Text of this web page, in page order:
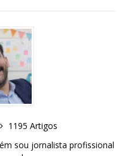
1195 Artigos
sou jornalista profissional